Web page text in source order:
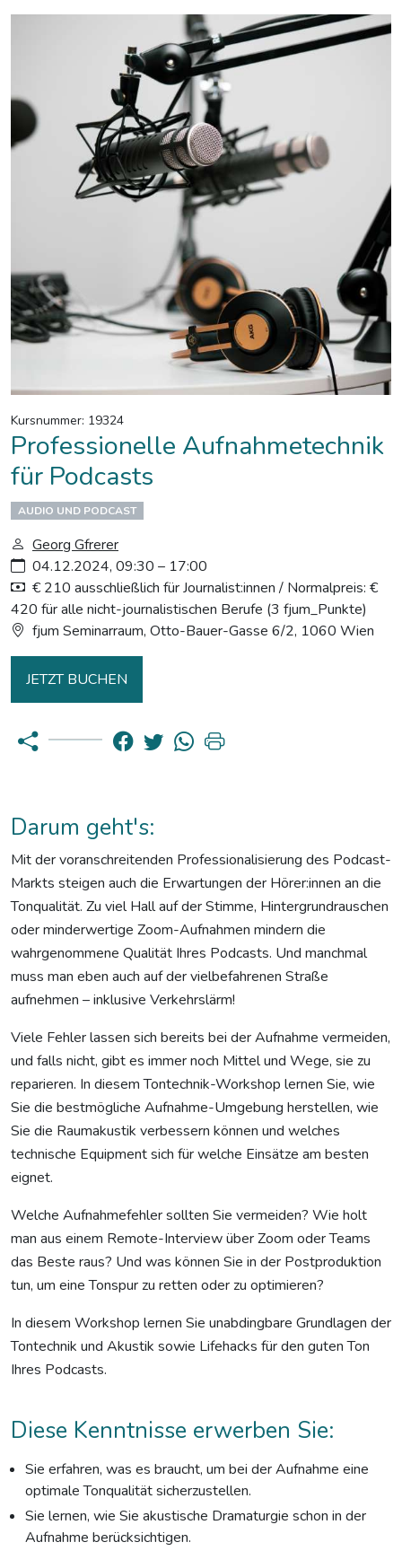
Kursnummer: 19324
Professionelle Aufnahmetechnik
für Podcasts
AUDIO UND PODCAST
Georg Gfrerer
04.12.2024, 09:30 – 17:00
€ 210 ausschließlich für Journalist:innen / Normalpreis: €
420 für alle nicht-journalistischen Berufe (3 fjum_Punkte)
fjum Seminarraum, Otto-Bauer-Gasse 6/2, 1060 Wien
JETZT BUCHEN
Darum geht's:
Mit der voranschreitenden Professionalisierung des Podcast-
Markts steigen auch die Erwartungen der Hörer:innen an die
Tonqualität. Zu viel Hall auf der Stimme, Hintergrundrauschen
oder minderwertige Zoom-Aufnahmen mindern die
wahrgenommene Qualität Ihres Podcasts. Und manchmal
muss man eben auch auf der vielbefahrenen Straße
aufnehmen – inklusive Verkehrslärm!
Viele Fehler lassen sich bereits bei der Aufnahme vermeiden,
und falls nicht, gibt es immer noch Mittel und Wege, sie zu
reparieren. In diesem Tontechnik-Workshop lernen Sie, wie
Sie die bestmögliche Aufnahme-Umgebung herstellen, wie
Sie die Raumakustik verbessern können und welches
technische Equipment sich für welche Einsätze am besten
eignet.
Welche Aufnahmefehler sollten Sie vermeiden? Wie holt
man aus einem Remote-Interview über Zoom oder Teams
das Beste raus? Und was können Sie in der Postproduktion
tun, um eine Tonspur zu retten oder zu optimieren?
In diesem Workshop lernen Sie unabdingbare Grundlagen der
Tontechnik und Akustik sowie Lifehacks für den guten Ton
Ihres Podcasts.
Diese Kenntnisse erwerben Sie:
Sie erfahren, was es braucht, um bei der Aufnahme eine
optimale Tonqualität sicherzustellen.
Sie lernen, wie Sie akustische Dramaturgie schon in der
Aufnahme berücksichtigen.